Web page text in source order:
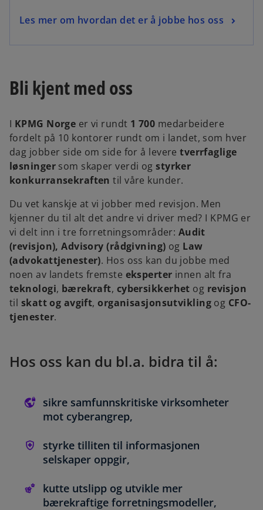
Les mer om hvordan det er å jobbe hos oss
Bli kjent med oss
I KPMG Norge er vi rundt 1 700 medarbeidere
fordelt på 10 kontorer rundt om i landet, som hver
dag jobber side om side for å leveretverrfaglige
løsningersom skaper verdi ogstyrker
konkurransekraften til våre kunder.
Du vet kanskje at vi jobber med revisjon. Men
kjenner du til alt det andre vi driver med? I KPMG er
vi delt inn i tre forretningsområder: Audit
(revisjon), Advisory (rådgivning) og Law
(advokattjenester). Hos oss kan du jobbe med
noen av landets fremste eksperter innen alt fra
teknologi, bærekraft, cybersikkerhet og revisjon
til skatt og avgift,organisasjonsutviklingog CFO-
tjenester.
Hos oss kan du bl.a. bidra til å:
sikre samfunnskritiske virksomheter
mot cyberangrep,
styrke tilliten til informasjonen
selskaper oppgir,
kutte utslipp og utvikle mer
bærekraftige forretningsmodeller,